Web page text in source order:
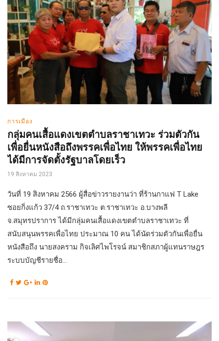
การเมือง
กลุ่มคนเสื้อแดงเขตตำบลราชาเทวะ ร่วมตัวกัน
เพื่อยื่นหนังสือถึงพรรคเพื่อไทย ให้พรรคเพื่อไทย
ได้มีการจัดตั้งรัฐบาลโดยเร็ว
19 สิงหาคม 2023
วันที่ 19 สิงหาคม 2566 ผู้สื่อข่าวรายงานว่า ที่ร้านกาแฟ T Lake
ซอยกิ่งแก้ว 37/4 ถ.ราชาเทวะ ต.ราชาเทวะ อ.บางพลี
จ.สมุทรปราการ ได้มีกลุ่มคนเสื้อแดงเขตตำบลราชาเทวะ ที่
สนับสนุนพรรคเพื่อไทย ประมาณ 10 คน ได้นัดร่วมตัวกันเพื่อยื่น
หนังสือถึง นายสงคราม กิจเลิศไพโรจน์ สมาชิกสภาผู้แทนราษฎร
ระบบบัญชีรายชื่อ...